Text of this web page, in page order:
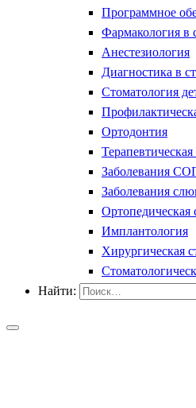
Программное
Фармакология в
Анестезиология
Диагностика в
Стоматология
Ортодонтия
Заболевания
Заболевания
Ортопедическая
Имплантология
Хирургическая
Найти: